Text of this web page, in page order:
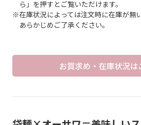
ら」を押すとご覧いただけます。
※在庫状況によっては注文時に在庫が無
あらかじめご了承ください。
お買求め・在庫状況は